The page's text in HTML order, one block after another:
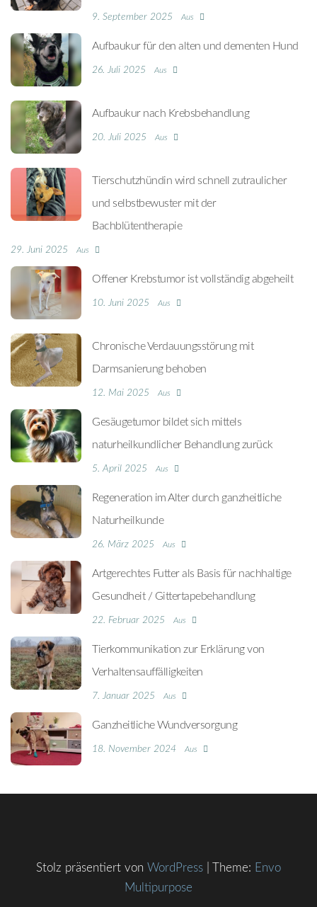
9. September 2025 Aus
Aufbaukur für den alten und dementen Hund
26. Juli 2025 Aus
Aufbaukur nach Krebsbehandlung
20. Juli 2025 Aus
Tierschutzhündin wird schnell zutraulicher
und selbstbewuster mit der
Bachblütentherapie
29. Juni 2025 Aus
Offener Krebstumor ist vollständig abgeheilt
10. Juni 2025 Aus
Chronische Verdauungsstörung mit
Darmsanierung behoben
12. Mai 2025 Aus
Gesäugetumor bildet sich mittels
naturheilkundlicher Behandlung zurück
5. April 2025 Aus
Regeneration im Alter durch ganzheitliche
Naturheilkunde
26. März 2025 Aus
Artgerechtes Futter als Basis für nachhaltige
Gesundheit / Gittertapebehandlung
22. Februar 2025 Aus
Tierkommunikation zur Erklärung von
Verhaltensauffälligkeiten
7. Januar 2025 Aus
Ganzheitliche Wundversorgung
18. November 2024 Aus
Stolz präsentiert von WordPress Theme: Envo
Multipurpose